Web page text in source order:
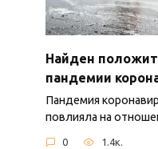
Найден
пандемии
Пандемия
повлияла на
0 1.4к.